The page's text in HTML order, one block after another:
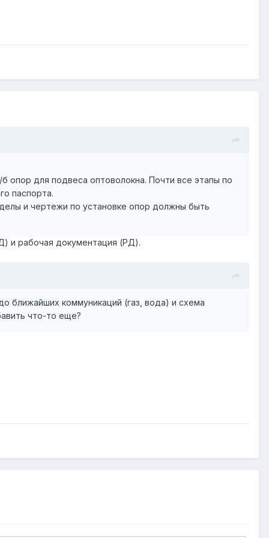
опор для подвеса оптоволокна. Почти все этапы по
паспорта.
и чертежи по установке опор должны быть
и рабочая документация (РД).
ближайших коммуникаций (газ, вода) и схема
что-то еще?